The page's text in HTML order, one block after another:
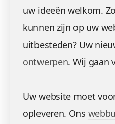
uw ideeën welkom.
kunnen zijn op uw
uitbesteden? Uw
ontwerpen. Wij gaan
Uw website moet
opleveren. Ons